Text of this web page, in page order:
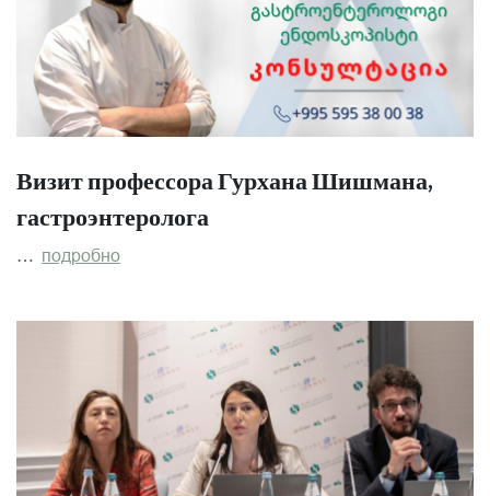
Визит профессора Гурхана Шишмана,
гастроэнтеролога
… подробно